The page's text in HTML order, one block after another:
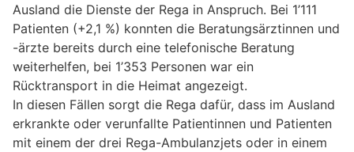
Ausland die Dienste der Rega in Anspruch. Bei 1’111
Patienten (+2,1 %) konnten die Beratungsärztinnen und
-ärzte bereits durch eine telefonische Beratung
weiterhelfen, bei 1’353 Personen war ein
Rücktransport in die Heimat angezeigt.
In diesen Fällen sorgt die Rega dafür, dass im Ausland
erkrankte oder verunfallte Patientinnen und Patienten
mit einem der drei Rega-Ambulanzjets oder in einem